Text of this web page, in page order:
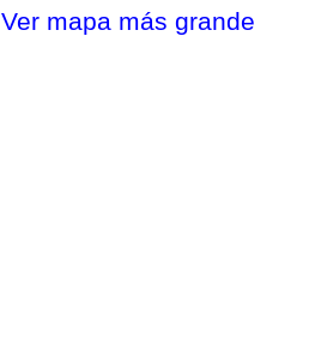
Ver mapa más grande